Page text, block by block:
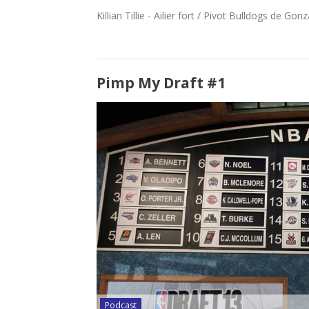
Killian Tillie - Ailier fort / Pivot Bulldogs de
Pimp My Draft #1
Podcast